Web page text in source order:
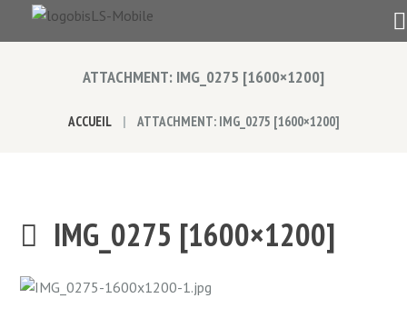
ATTACHMENT: IMG_0275 [1600×1200]
ACCUEIL ATTACHMENT: IMG_0275 [1600×1200]
IMG_0275 [1600×1200]